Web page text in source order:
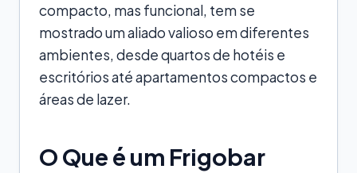
compacto, mas funcional, tem se
mostrado um aliado valioso em diferentes
ambientes, desde quartos de hotéis e
escritórios até apartamentos compactos e
áreas de lazer.
O Que é um Frigobar